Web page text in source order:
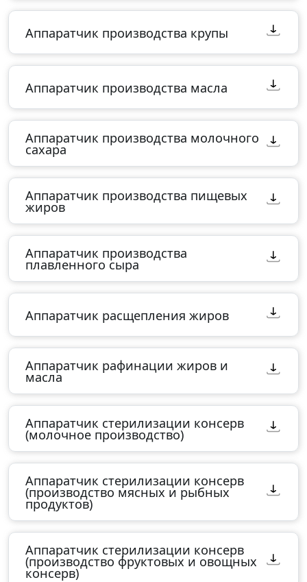
Аппаратчик производства крупы
Аппаратчик производства масла
Аппаратчик производства молочного
сахара
Аппаратчик производства пищевых
жиров
Аппаратчик производства
плавленного сыра
Аппаратчик расщепления жиров
Аппаратчик рафинации жиров и
масла
Аппаратчик стерилизации консерв
(молочное производство)
Аппаратчик стерилизации консерв
(производство мясных и рыбных
продуктов)
Аппаратчик стерилизации консерв
(производство фруктовых и овощных
консерв)